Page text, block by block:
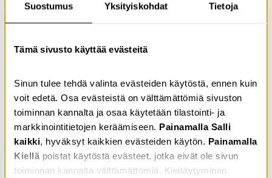
Suostumus Yksityiskohdat Tietoja
Tämä sivusto käyttää evästeitä
Sinun tulee tehdä valinta evästeiden käytöstä, ennen kuin
voit edetä. Osa evästeistä on välttämättömiä sivuston
toiminnan kannalta ja osaa käytetään tilastointi- ja
markkinointitietojen keräämiseen. Painamalla Salli
kaikki , hyväksyt kaikkien evästeiden käytön. Painamalla
Kiellä poistat käytöstä evästeet, jotka eivät ole sivun
toiminnan kannalta välttämättömiä. Kieltäytyminen
15.01.2024 Arvioinnit